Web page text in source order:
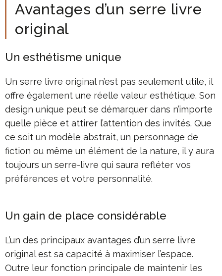
Avantages d’un serre livre
original
Un esthétisme unique
Un serre livre original n’est pas seulement utile, il
offre également une réelle valeur esthétique. Son
design unique peut se démarquer dans n’importe
quelle pièce et attirer l’attention des invités. Que
ce soit un modèle abstrait, un personnage de
fiction ou même un élément de la nature, il y aura
toujours un serre-livre qui saura refléter vos
préférences et votre personnalité.
Un gain de place considérable
L’un des principaux avantages d’un serre livre
original est sa capacité à maximiser l’espace.
Outre leur fonction principale de maintenir les